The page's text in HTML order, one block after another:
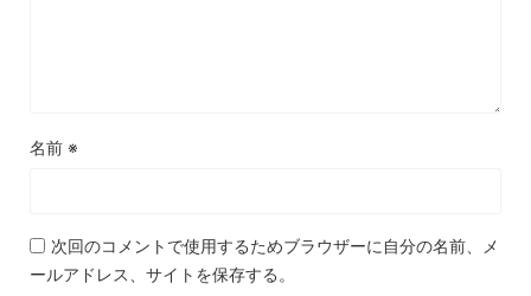
名前 ※
次回のコメントで使用するためブラウザーに自分の名前、メ
ールアドレス、サイトを保存する。